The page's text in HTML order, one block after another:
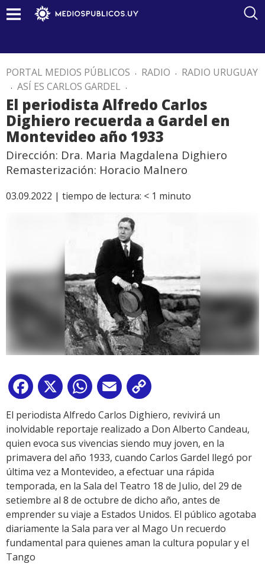
PORTAL MEDIOS PÚBLICOS . RADIO . RADIO URUGUAY
. ASÍ ES CARLOS GARDEL .
El periodista Alfredo Carlos
Dighiero recuerda a Gardel en
Montevideo año 1933
Dirección: Dra. Maria Magdalena Dighiero
Remasterización: Horacio Malnero
03.09.2022 | tiempo de lectura: < 1 minuto
Facebook
X WhatsApp
Email
Link
El periodista Alfredo Carlos Dighiero, revivirá un
inolvidable reportaje realizado a Don Alberto Candeau,
quien evoca sus vivencias siendo muy joven, en la
primavera del año 1933, cuando Carlos Gardel llegó por
última vez a Montevideo, a efectuar una rápida
temporada, en la Sala del Teatro 18 de Julio, del 29 de
setiembre al 8 de octubre de dicho año, antes de
emprender su viaje a Estados Unidos. El público agotaba
diariamente la Sala para ver al Mago Un recuerdo
fundamental para quienes aman la cultura popular y el
Tango